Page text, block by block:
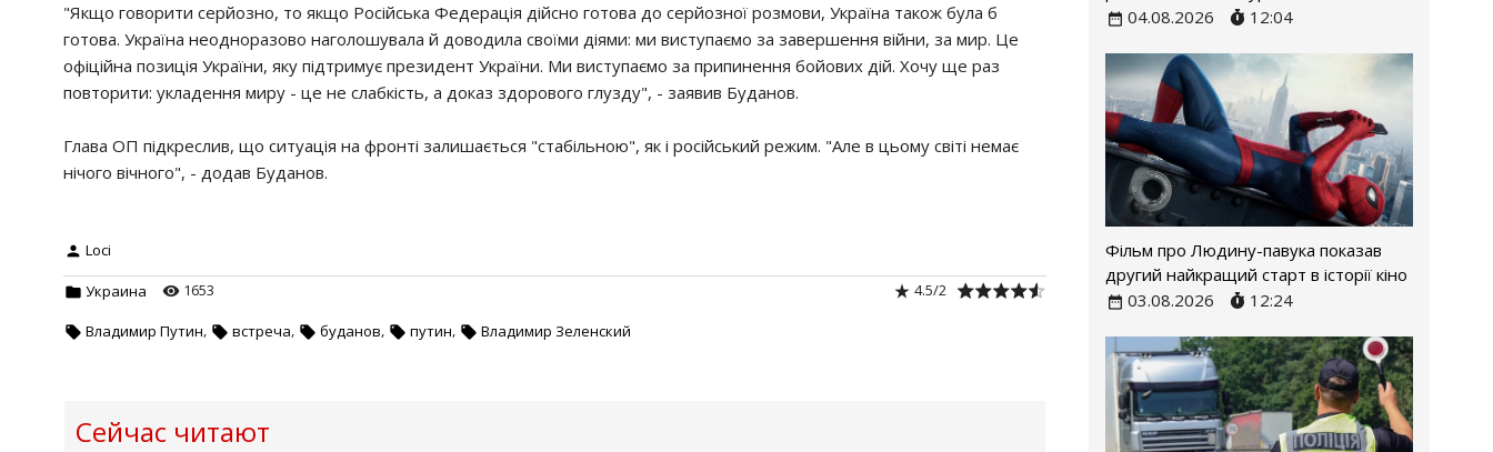
"Якщо говорити серйозно, то якщо Російська Федерація дійсно готова до серйозної розмови, Україна також була б
готова. Україна неодноразово наголошувала й доводила своїми діями: ми виступаємо за завершення війни, за мир. Це
офіційна позиція України, яку підтримує президент України. Ми виступаємо за припинення бойових дій. Хочу ще раз
повторити: укладення миру - це не слабкість, а доказ здорового глузду", - заявив Буданов.
Глава ОП підкреслив, що ситуація на фронті залишається "стабільною", як і російський режим. "Але в цьому світі немає
нічого вічного", - додав Буданов.
Loci
Украина 1653 4.5/2
Владимир Путин встреча буданов путин Владимир Зеленский
Сейчас читают
04.08.2026
12:04
Фільм про Людину-павука показав
другий найкращий старт в історії кіно
03.08.2026
12:24